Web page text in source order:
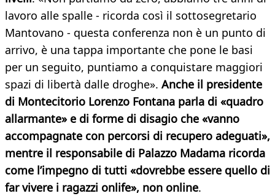
lavoro alle spalle - ricorda così il sottosegretario
Mantovano - questa conferenza non è un punto di
arrivo, è una tappa importante che pone le basi
per un seguito, puntiamo a conquistare maggiori
spazi di libertà dalle droghe». Anche il presidente
di Montecitorio Lorenzo Fontana parla di «quadro
allarmante» e di forme di disagio che «vanno
accompagnate con percorsi di recupero adeguati»,
mentre il responsabile di Palazzo Madama ricorda
come l’impegno di tutti «dovrebbe essere quello di
far vivere i ragazzi onlife», non online.